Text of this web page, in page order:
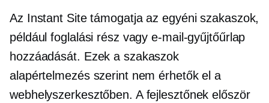
Az Instant Site támogatja az egyéni szakaszok,
például foglalási rész vagy e-mail-gyűjtőűrlap
hozzáadását. Ezek a szakaszok
alapértelmezés szerint nem érhetők el a
webhelyszerkesztőben. A fejlesztőnek először